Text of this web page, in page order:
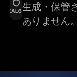
生成・保管
ありません。